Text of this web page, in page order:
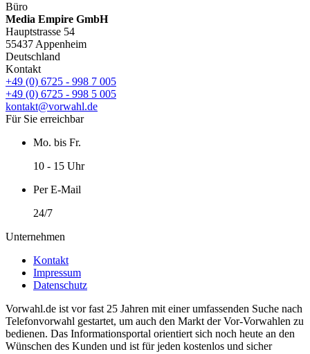
Büro
Media Empire GmbH
Hauptstrasse 54
55437 Appenheim
Deutschland
Kontakt
+49 (0) 6725 - 998 7 005
+49 (0) 6725 - 998 5 005
kontakt@vorwahl.de
Für Sie erreichbar
Mo. bis Fr.
10 - 15 Uhr
Per E-Mail
24/7
Unternehmen
Kontakt
Impressum
Datenschutz
Vorwahl.de ist vor fast 25 Jahren mit einer umfassenden Suche nach
Telefonvorwahl gestartet, um auch den Markt der Vor-Vorwahlen zu
bedienen. Das Informationsportal orientiert sich noch heute an den
Wünschen des Kunden und ist für jeden kostenlos und sicher